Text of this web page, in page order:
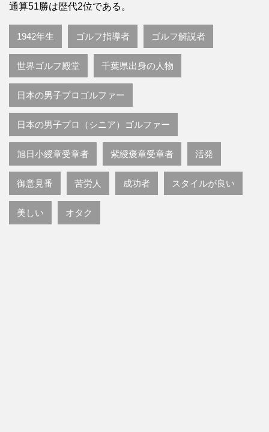
通算51勝は歴代2位である。
1942年生 ゴルフ指導者 ゴルフ解説者
世界ゴルフ殿堂 千葉県出身の人物
日本の男子プロゴルファー
日本の男子プロ（シニア）ゴルファー
旭日小綬章受章者 紫綬褒章受章者 活発
御意見番 苦労人 成功者 スタイルが良い
美しい オタク